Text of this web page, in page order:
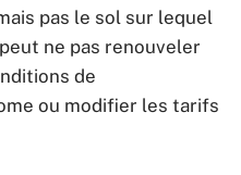
pas le sol sur lequel
ne pas renouveler
de
ou modifier les tarifs